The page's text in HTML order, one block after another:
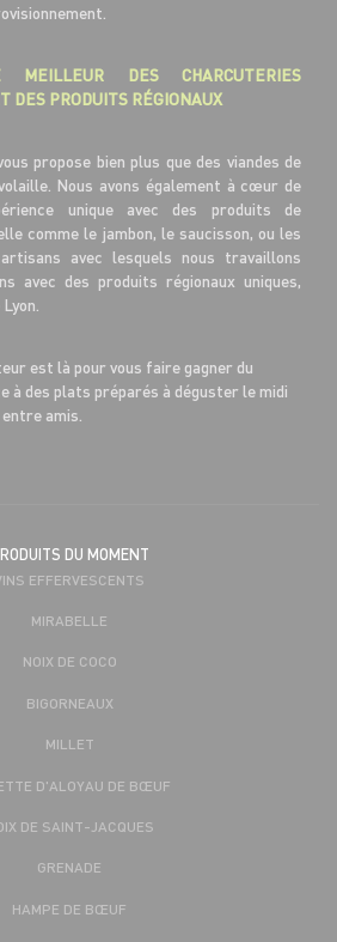
DES CHARCUTERIES
DES PRODUITS RÉGIONAUX
propose bien plus que des viandes de
Nous avons également à cœur de
unique avec des produits de
comme le jambon, le saucisson, ou les
avec lesquels nous travaillons
avec des produits régionaux uniques,
est là pour vous faire gagner du
à des plats préparés à déguster le midi
amis.
DU MOMENT
EFFERVESCENTS
MIRABELLE
NOIX DE COCO
BIGORNEAUX
MILLET
D'ALOYAU DE BŒUF
DE SAINT-JACQUES
GRENADE
HAMPE DE BŒUF